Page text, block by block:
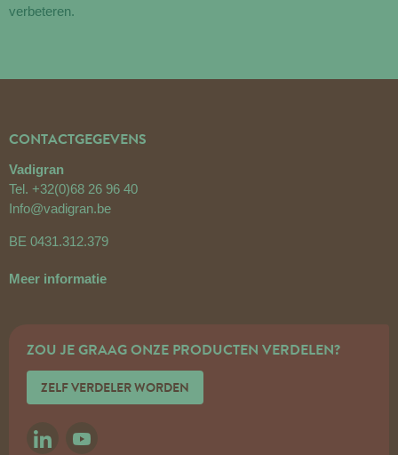
verbeteren.
CONTACTGEGEVENS
Vadigran
Tel. +32(0)68 26 96 40
Info@vadigran.be
BE 0431.312.379
Meer informatie
ZOU JE GRAAG ONZE PRODUCTEN VERDELEN?
ZELF VERDELER WORDEN
LINKEDINYOUTUBE